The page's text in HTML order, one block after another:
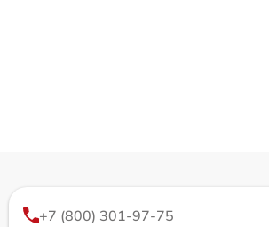
+7 (800) 301-97-75